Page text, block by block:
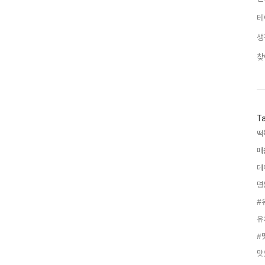
떡
매
데
명
#
유
#
맛